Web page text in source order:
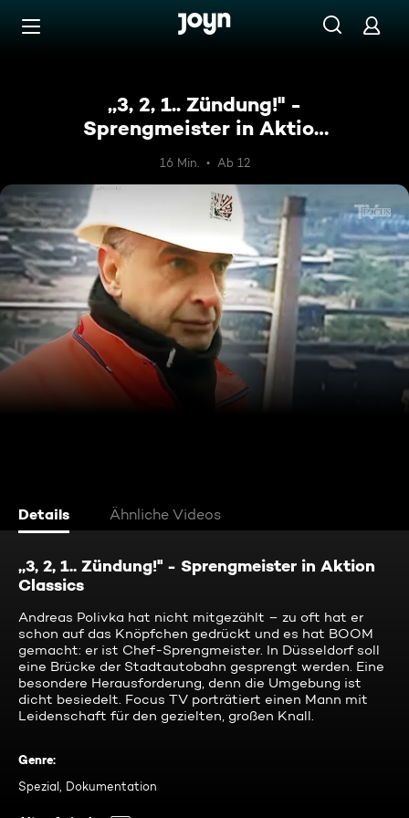
Zum Inhalt springen
,,3, 2, 1.. Zündung!'' -
Sprengmeister in Aktion
Classics
16 Min. Ab 12
Details Ähnliche Videos
,,3, 2, 1.. Zündung!'' - Sprengmeister in Aktion
Classics
Andreas Polivka hat nicht mitgezählt – zu oft hat er
schon auf das Knöpfchen gedrückt und es hat BOOM
gemacht: er ist Chef-Sprengmeister. In Düsseldorf soll
eine Brücke der Stadtautobahn gesprengt werden. Eine
besondere Herausforderung, denn die Umgebung ist
dicht besiedelt. Focus TV porträtiert einen Mann mit
Leidenschaft für den gezielten, großen Knall.
Genre:
Spezial, Dokumentation